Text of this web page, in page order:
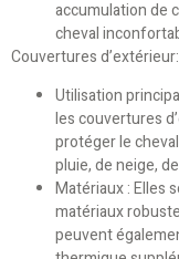
accumulation de
cheval
Couvertures d’extérieur:
Utilisation
les couvertures
protéger le
pluie, de neige,
Matériaux : Elles
matériaux
peuvent